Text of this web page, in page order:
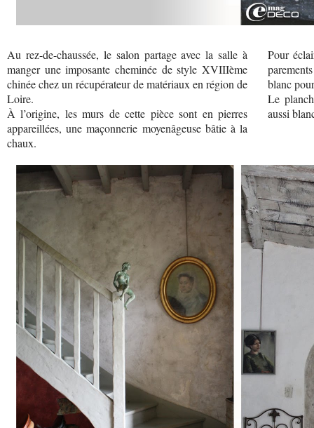
Au rez-de-chaussée, le salon partage avec la salle à
manger une imposante cheminée de style XVIIIème
chinée chez un récupérateur de matériaux en région de
Loire.
À l’origine, les murs de cette pièce sont en pierres
appareillées, une maçonnerie moyenâgeuse bâtie à la
chaux.
Pour
blanc
Le
aussi